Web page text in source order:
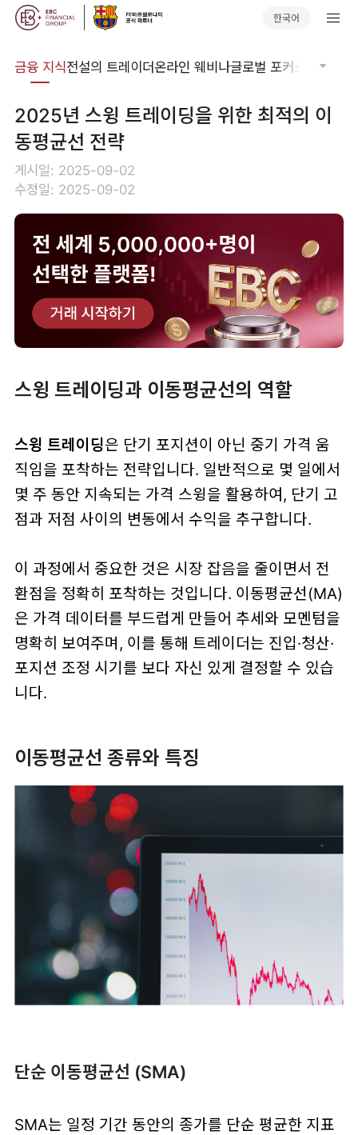
한국어
금융 지식전설의 트레이더온라인 웨비나글로벌 포커스 기술적
2025년 스윙 트레이딩을 위한 최적의 이
동평균선 전략
게시일: 2025-09-02
수정일: 2025-09-02
스윙 트레이딩과 이동평균선의 역할
스윙 트레이딩은 단기 포지션이 아닌 중기 가격 움
직임을 포착하는 전략입니다. 일반적으로 몇 일에서
몇 주 동안 지속되는 가격 스윙을 활용하여, 단기 고
점과 저점 사이의 변동에서 수익을 추구합니다.
이 과정에서 중요한 것은 시장 잡음을 줄이면서 전
환점을 정확히 포착하는 것입니다. 이동평균선(MA)
은 가격 데이터를 부드럽게 만들어 추세와 모멘텀을
명확히 보여주며, 이를 통해 트레이더는 진입·청산·
포지션 조정 시기를 보다 자신 있게 결정할 수 있습
니다.
이동평균선 종류와 특징
단순 이동평균선 (SMA)
SMA는 일정 기간 동안의 종가를 단순 평균한 지표